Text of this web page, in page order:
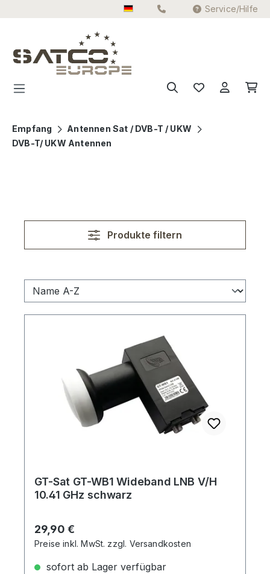
Zum Hauptinhalt springen Service/Hilfe
Empfang
Antennen Sat / DVB-T / UKW
DVB-T/ UKW Antennen
Produkte filtern
GT-Sat GT-WB1 Wideband LNB V/H
10.41 GHz schwarz
Regulärer Preis:
29,90 €
Preise inkl. MwSt. zzgl. Versandkosten
sofort ab Lager verfügbar